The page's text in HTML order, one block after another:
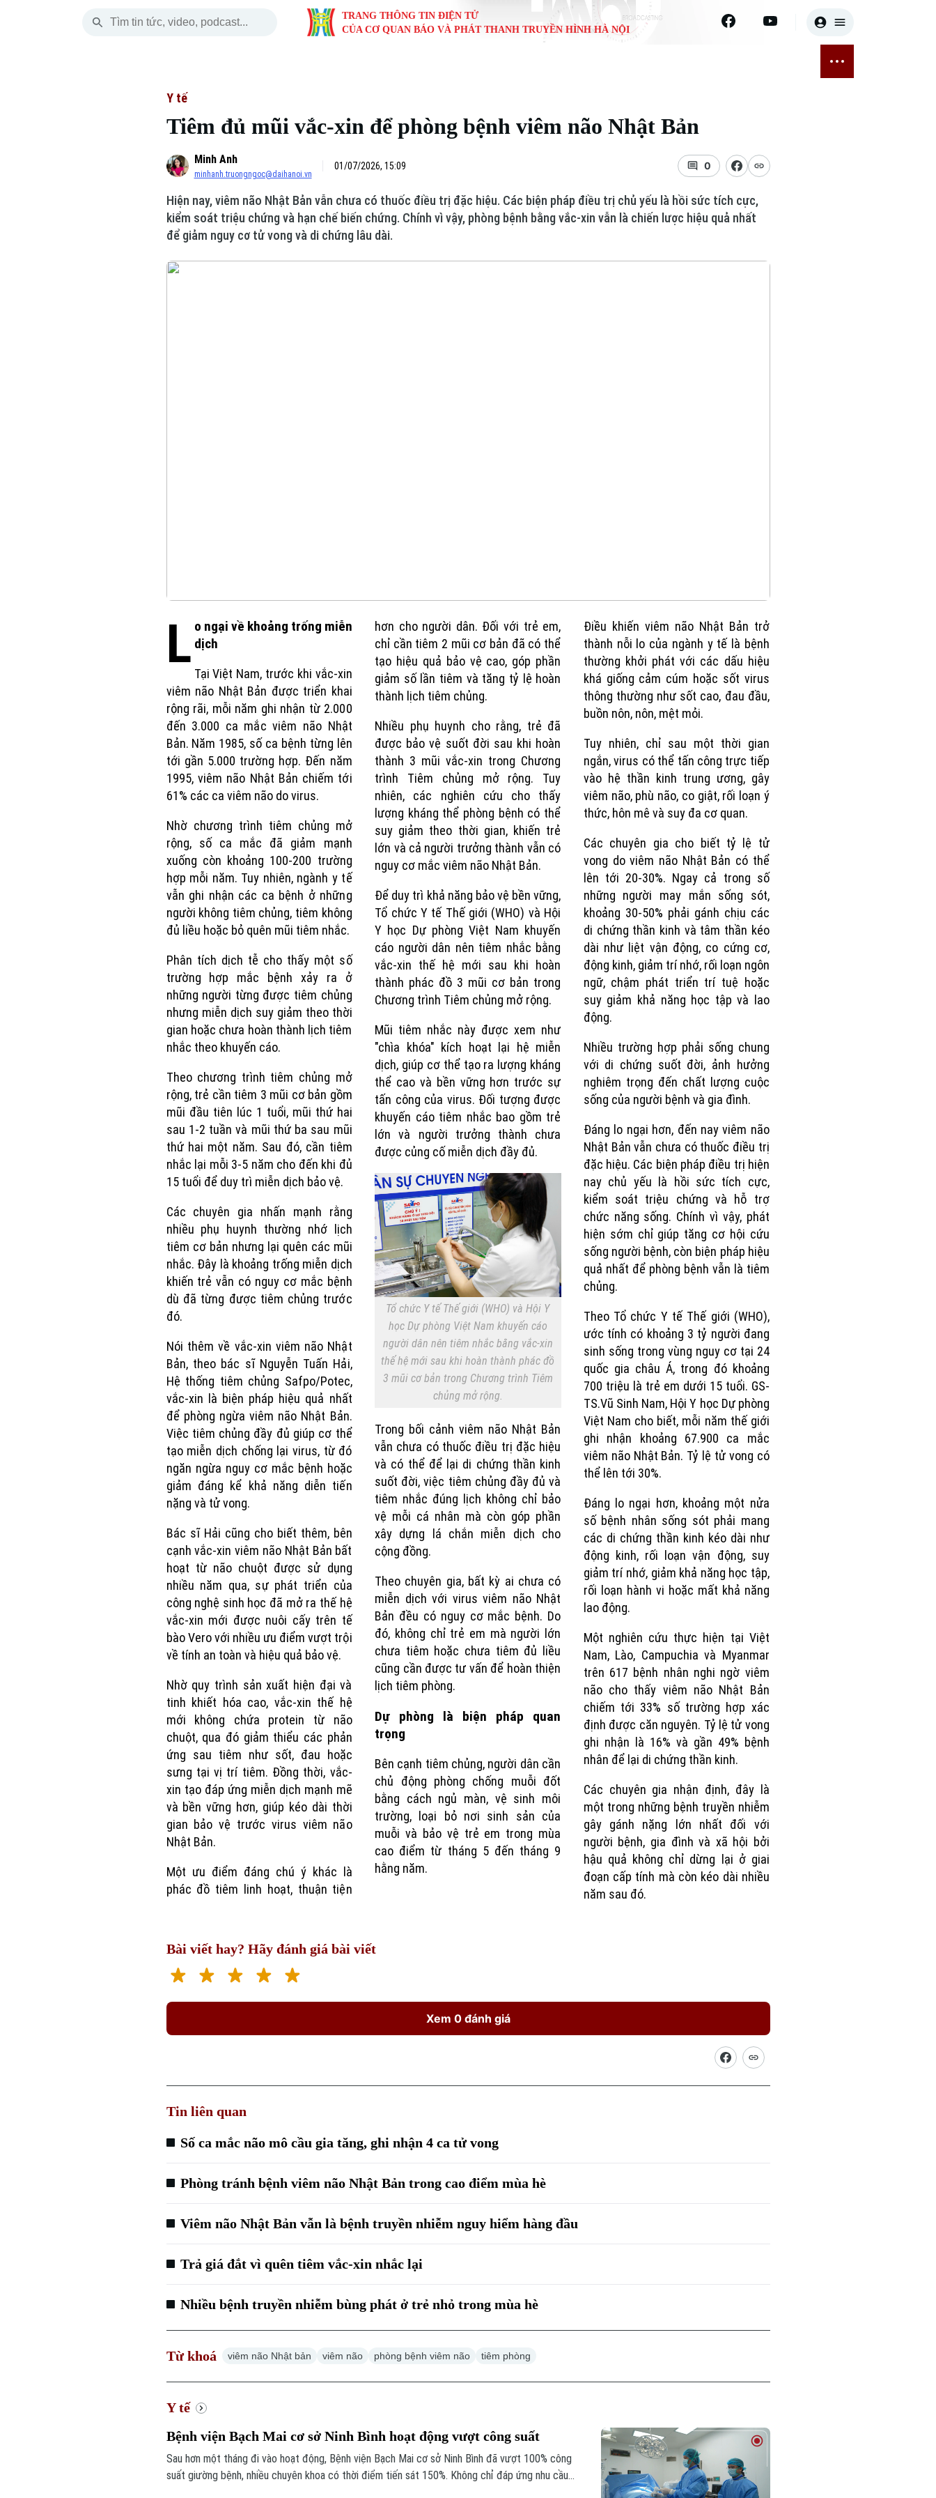
TRANG THÔNG TIN ĐIỆN TỬ
CỦA CƠ QUAN BÁO VÀ PHÁT THANH TRUYỀN HÌNH HÀ NỘI
Chính trị
Xã hội
An ninh trật tự
Công nghệ
Người Hà Nội
Khoảnh khắc Hà Nội
Ẩm thực
Quân sự
Người Việt 4 phương
Cafe sáng
Tài chính Ngân hàng
Doanh nghiệp
Đầu tư
Căn hộ
Đất đai
Kinh nghiệm
Tàu
Thị trường
Đánh giá
Tuyển sinh Làng nghề Dinh dưỡng Quần vợt
Điện ảnh
Thời trang
Âm nhạc
Y tế
Tiêm đủ mũi vắc-xin để phòng bệnh viêm não Nhật Bản
Minh Anh
minhanh.truongngoc@daihanoi.vn
01/07/2026, 15:09 0
Hiện nay, viêm não Nhật Bản vẫn chưa có thuốc điều trị đặc hiệu. Các biện pháp điều trị chủ yếu là hồi sức tích cực,
kiểm soát triệu chứng và hạn chế biến chứng. Chính vì vậy, phòng bệnh bằng vắc-xin vẫn là chiến lược hiệu quả nhất
để giảm nguy cơ tử vong và di chứng lâu dài.
L o ngại về khoảng trống miễn
dịch
Tại Việt Nam, trước khi vắc-xin
viêm não Nhật Bản được triển khai
rộng rãi, mỗi năm ghi nhận từ 2.000
đến 3.000 ca mắc viêm não Nhật
Bản. Năm 1985, số ca bệnh từng lên
tới gần 5.000 trường hợp. Đến năm
1995, viêm não Nhật Bản chiếm tới
61% các ca viêm não do virus.
Nhờ chương trình tiêm chủng mở
rộng, số ca mắc đã giảm mạnh
xuống còn khoảng 100-200 trường
hợp mỗi năm. Tuy nhiên, ngành y tế
vẫn ghi nhận các ca bệnh ở những
người không tiêm chủng, tiêm không
đủ liều hoặc bỏ quên mũi tiêm nhắc.
Phân tích dịch tễ cho thấy một số
trường hợp mắc bệnh xảy ra ở
những người từng được tiêm chủng
nhưng miễn dịch suy giảm theo thời
gian hoặc chưa hoàn thành lịch tiêm
nhắc theo khuyến cáo.
Theo chương trình tiêm chủng mở
rộng, trẻ cần tiêm 3 mũi cơ bản gồm
mũi đầu tiên lúc 1 tuổi, mũi thứ hai
sau 1-2 tuần và mũi thứ ba sau mũi
thứ hai một năm. Sau đó, cần tiêm
nhắc lại mỗi 3-5 năm cho đến khi đủ
15 tuổi để duy trì miễn dịch bảo vệ.
Các chuyên gia nhấn mạnh rằng
nhiều phụ huynh thường nhớ lịch
tiêm cơ bản nhưng lại quên các mũi
nhắc. Đây là khoảng trống miễn dịch
khiến trẻ vẫn có nguy cơ mắc bệnh
dù đã từng được tiêm chủng trước
đó.
Nói thêm về vắc-xin viêm não Nhật
Bản, theo bác sĩ Nguyễn Tuấn Hải,
Hệ thống tiêm chủng Safpo/Potec,
vắc-xin là biện pháp hiệu quả nhất
để phòng ngừa viêm não Nhật Bản.
Việc tiêm chủng đầy đủ giúp cơ thể
tạo miễn dịch chống lại virus, từ đó
ngăn ngừa nguy cơ mắc bệnh hoặc
giảm đáng kể khả năng diễn tiến
nặng và tử vong.
Bác sĩ Hải cũng cho biết thêm, bên
cạnh vắc-xin viêm não Nhật Bản bất
hoạt từ não chuột được sử dụng
nhiều năm qua, sự phát triển của
công nghệ sinh học đã mở ra thế hệ
vắc-xin mới được nuôi cấy trên tế
bào Vero với nhiều ưu điểm vượt trội
về tính an toàn và hiệu quả bảo vệ.
Nhờ quy trình sản xuất hiện đại và
tinh khiết hóa cao, vắc-xin thế hệ
mới không chứa protein từ não
chuột, qua đó giảm thiểu các phản
ứng sau tiêm như sốt, đau hoặc
sưng tại vị trí tiêm. Đồng thời, vắc-
xin tạo đáp ứng miễn dịch mạnh mẽ
và bền vững hơn, giúp kéo dài thời
gian bảo vệ trước virus viêm não
Nhật Bản.
Một ưu điểm đáng chú ý khác là
phác đồ tiêm linh hoạt, thuận tiện
hơn cho người dân. Đối với trẻ em,
chỉ cần tiêm 2 mũi cơ bản đã có thể
tạo hiệu quả bảo vệ cao, góp phần
giảm số lần tiêm và tăng tỷ lệ hoàn
thành lịch tiêm chủng.
Nhiều phụ huynh cho rằng, trẻ đã
được bảo vệ suốt đời sau khi hoàn
thành 3 mũi vắc-xin trong Chương
trình Tiêm chủng mở rộng. Tuy
nhiên, các nghiên cứu cho thấy
lượng kháng thể phòng bệnh có thể
suy giảm theo thời gian, khiến trẻ
lớn và cả người trưởng thành vẫn có
nguy cơ mắc viêm não Nhật Bản.
Để duy trì khả năng bảo vệ bền vững,
Tổ chức Y tế Thế giới (WHO) và Hội
Y học Dự phòng Việt Nam khuyến
cáo người dân nên tiêm nhắc bằng
vắc-xin thế hệ mới sau khi hoàn
thành phác đồ 3 mũi cơ bản trong
Chương trình Tiêm chủng mở rộng.
Mũi tiêm nhắc này được xem như
"chìa khóa" kích hoạt lại hệ miễn
dịch, giúp cơ thể tạo ra lượng kháng
thể cao và bền vững hơn trước sự
tấn công của virus. Đối tượng được
khuyến cáo tiêm nhắc bao gồm trẻ
lớn và người trưởng thành chưa
được củng cố miễn dịch đầy đủ.
Tổ chức Y tế Thế giới (WHO) và Hội Y
học Dự phòng Việt Nam khuyến cáo
người dân nên tiêm nhắc bằng vắc-xin
thế hệ mới sau khi hoàn thành phác đồ
3 mũi cơ bản trong Chương trình Tiêm
chủng mở rộng.
Trong bối cảnh viêm não Nhật Bản
vẫn chưa có thuốc điều trị đặc hiệu
và có thể để lại di chứng thần kinh
suốt đời, việc tiêm chủng đầy đủ và
tiêm nhắc đúng lịch không chỉ bảo
vệ mỗi cá nhân mà còn góp phần
xây dựng lá chắn miễn dịch cho
cộng đồng.
Theo chuyên gia, bất kỳ ai chưa có
miễn dịch với virus viêm não Nhật
Bản đều có nguy cơ mắc bệnh. Do
đó, không chỉ trẻ em mà người lớn
chưa tiêm hoặc chưa tiêm đủ liều
cũng cần được tư vấn để hoàn thiện
lịch tiêm phòng.
Dự phòng là biện pháp quan
trọng
Bên cạnh tiêm chủng, người dân cần
chủ động phòng chống muỗi đốt
bằng cách ngủ màn, vệ sinh môi
trường, loại bỏ nơi sinh sản của
muỗi và bảo vệ trẻ em trong mùa
cao điểm từ tháng 5 đến tháng 9
hằng năm.
Điều khiến viêm não Nhật Bản trở
thành nỗi lo của ngành y tế là bệnh
thường khởi phát với các dấu hiệu
khá giống cảm cúm hoặc sốt virus
thông thường như sốt cao, đau đầu,
buồn nôn, nôn, mệt mỏi.
Tuy nhiên, chỉ sau một thời gian
ngắn, virus có thể tấn công trực tiếp
vào hệ thần kinh trung ương, gây
viêm não, phù não, co giật, rối loạn ý
thức, hôn mê và suy đa cơ quan.
Các chuyên gia cho biết tỷ lệ tử
vong do viêm não Nhật Bản có thể
lên tới 20-30%. Ngay cả trong số
những người may mắn sống sót,
khoảng 30-50% phải gánh chịu các
di chứng thần kinh và tâm thần kéo
dài như liệt vận động, co cứng cơ,
động kinh, giảm trí nhớ, rối loạn ngôn
ngữ, chậm phát triển trí tuệ hoặc
suy giảm khả năng học tập và lao
động.
Nhiều trường hợp phải sống chung
với di chứng suốt đời, ảnh hưởng
nghiêm trọng đến chất lượng cuộc
sống của người bệnh và gia đình.
Đáng lo ngại hơn, đến nay viêm não
Nhật Bản vẫn chưa có thuốc điều trị
đặc hiệu. Các biện pháp điều trị hiện
nay chủ yếu là hồi sức tích cực,
kiểm soát triệu chứng và hỗ trợ
chức năng sống. Chính vì vậy, phát
hiện sớm chỉ giúp tăng cơ hội cứu
sống người bệnh, còn biện pháp hiệu
quả nhất để phòng bệnh vẫn là tiêm
chủng.
Theo Tổ chức Y tế Thế giới (WHO),
ước tính có khoảng 3 tỷ người đang
sinh sống trong vùng nguy cơ tại 24
quốc gia châu Á, trong đó khoảng
700 triệu là trẻ em dưới 15 tuổi. GS-
TS.Vũ Sinh Nam, Hội Y học Dự phòng
Việt Nam cho biết, mỗi năm thế giới
ghi nhận khoảng 67.900 ca mắc
viêm não Nhật Bản. Tỷ lệ tử vong có
thể lên tới 30%.
Đáng lo ngại hơn, khoảng một nửa
số bệnh nhân sống sót phải mang
các di chứng thần kinh kéo dài như
động kinh, rối loạn vận động, suy
giảm trí nhớ, giảm khả năng học tập,
rối loạn hành vi hoặc mất khả năng
lao động.
Một nghiên cứu thực hiện tại Việt
Nam, Lào, Campuchia và Myanmar
trên 617 bệnh nhân nghi ngờ viêm
não cho thấy viêm não Nhật Bản
chiếm tới 33% số trường hợp xác
định được căn nguyên. Tỷ lệ tử vong
ghi nhận là 16% và gần 49% bệnh
nhân để lại di chứng thần kinh.
Các chuyên gia nhận định, đây là
một trong những bệnh truyền nhiễm
gây gánh nặng lớn nhất đối với
người bệnh, gia đình và xã hội bởi
hậu quả không chỉ dừng lại ở giai
đoạn cấp tính mà còn kéo dài nhiều
năm sau đó.
Bài viết hay? Hãy đánh giá bài viết
Xem 0 đánh giá
Tin liên quan
Số ca mắc não mô cầu gia tăng, ghi nhận 4 ca tử vong
Phòng tránh bệnh viêm não Nhật Bản trong cao điểm mùa hè
Viêm não Nhật Bản vẫn là bệnh truyền nhiễm nguy hiểm hàng đầu
Trả giá đắt vì quên tiêm vắc-xin nhắc lại
Nhiều bệnh truyền nhiễm bùng phát ở trẻ nhỏ trong mùa hè
Từ khoá viêm não Nhật bản viêm não phòng bệnh viêm não tiêm phòng
Y tế
Bệnh viện Bạch Mai cơ sở Ninh Bình hoạt động vượt công suất
Sau hơn một tháng đi vào hoạt động, Bệnh viện Bạch Mai cơ sở Ninh Bình đã vượt 100% công
suất giường bệnh, nhiều chuyên khoa có thời điểm tiến sát 150%. Không chỉ đáp ứng nhu cầu